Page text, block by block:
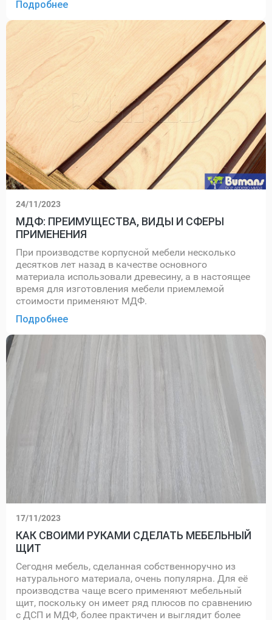
Подробнее
24/11/2023
МДФ: ПРЕИМУЩЕСТВА, ВИДЫ И СФЕРЫ
ПРИМЕНЕНИЯ
При производстве корпусной мебели несколько
десятков лет назад в качестве основного
материала использовали древесину, а в настоящее
время для изготовления мебели приемлемой
стоимости применяют МДФ.
Подробнее
17/11/2023
КАК СВОИМИ РУКАМИ СДЕЛАТЬ МЕБЕЛЬНЫЙ
ЩИТ
Сегодня мебель, сделанная собственноручно из
натурального материала, очень популярна. Для её
производства чаще всего применяют мебельный
щит, поскольку он имеет ряд плюсов по сравнению
с ДСП и МДФ, более практичен и выглядит более